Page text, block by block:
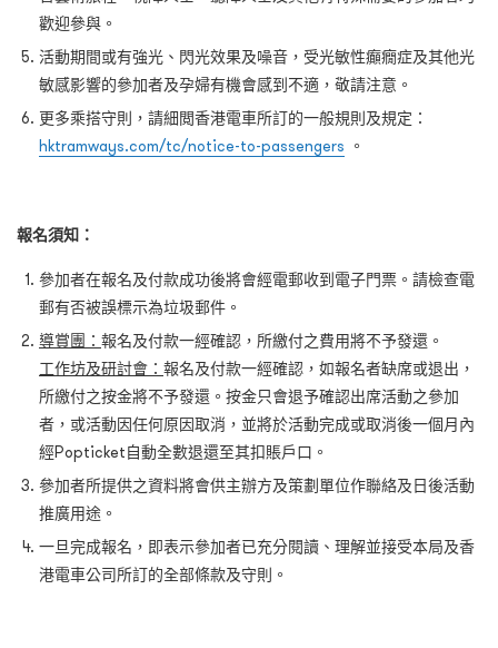
歡迎參與。
活動期間或有強光、閃光效果及噪音，受光敏性癲癇症及其他光
敏感影響的參加者及孕婦有機會感到不適，敬請注意。
更多乘搭守則，請細閲香港電車所訂的一般規則及規定：
hktramways.com/tc/notice-to-passengers 。
報名須知：
參加者在報名及付款成功後將會經電郵收到電子門票。請檢查電
郵有否被誤標示為垃圾郵件。
導賞團： 報名及付款一經確認，所繳付之費用將不予發還。
工作坊及研討會： 報名及付款一經確認，如報名者缺席或退出，
所繳付之按金將不予發還。按金只會退予確認出席活動之參加
者，或活動因任何原因取消，並將於活動完成或取消後一個月內
經Popticket自動全數退還至其扣賬戶口。
參加者所提供之資料將會供主辦方及策劃單位作聯絡及日後活動
推廣用途。
一旦完成報名，即表示參加者已充分閱讀、理解並接受本局及香
港電車公司所訂的全部條款及守則。